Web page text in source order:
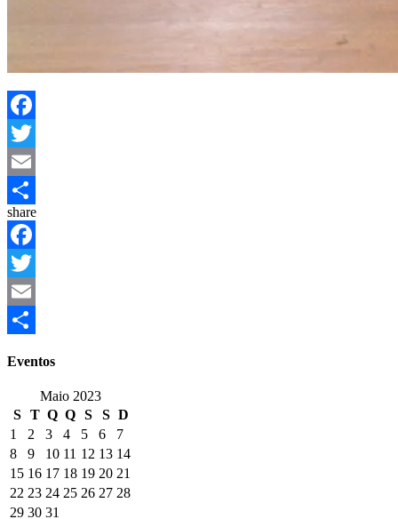
Facebook
Twitter
Email
Partilhar
share
Facebook
Twitter
Email
Eventos
Maio 2023
S
T Q Q S S D
1 2 3 4 5 6
7
8
9 10 11 12 13 14
15 16 17 18 19 20 21
22 23 24 25 26 27 28
29 30 31